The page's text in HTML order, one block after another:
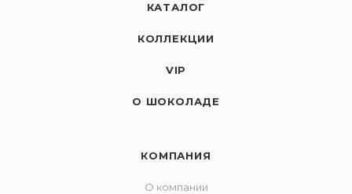
КАТАЛОГ
КОЛЛЕКЦИИ
VIP
О ШОКОЛАДЕ
КОМПАНИЯ
О компании